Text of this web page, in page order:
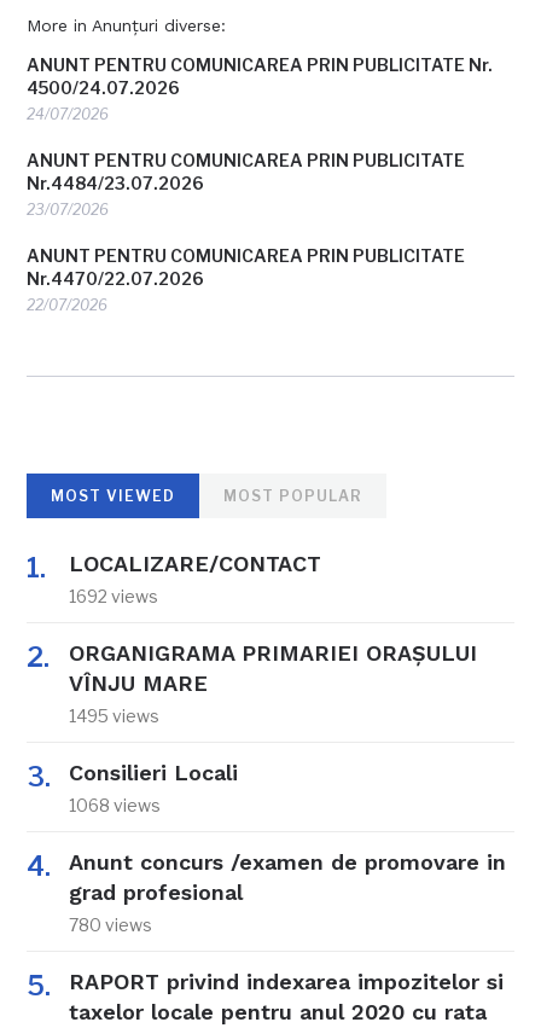
More in Anunțuri diverse:
ANUNT PENTRU COMUNICAREA PRIN PUBLICITATE Nr.
4500/24.07.2026
24/07/2026
ANUNT PENTRU COMUNICAREA PRIN PUBLICITATE
Nr.4484/23.07.2026
23/07/2026
ANUNT PENTRU COMUNICAREA PRIN PUBLICITATE
Nr.4470/22.07.2026
22/07/2026
MOST VIEWED MOST POPULAR
LOCALIZARE/CONTACT
1692 views
ORGANIGRAMA PRIMARIEI ORAŞULUI
VÎNJU MARE
1495 views
Consilieri Locali
1068 views
Anunt concurs /examen de promovare in
grad profesional
780 views
RAPORT privind indexarea impozitelor si
taxelor locale pentru anul 2020 cu rata